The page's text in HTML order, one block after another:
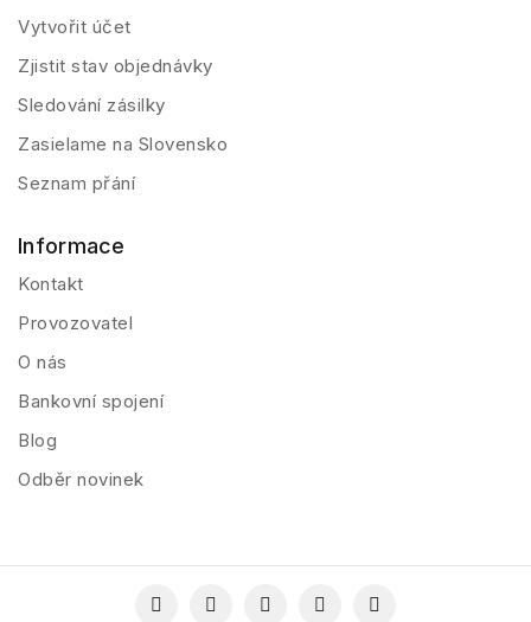
Vytvořit účet
Zjistit stav objednávky
Sledování zásilky
Zasielame na Slovensko
Seznam přání
Informace
Kontakt
Provozovatel
O nás
Bankovní spojení
Blog
Odběr novinek